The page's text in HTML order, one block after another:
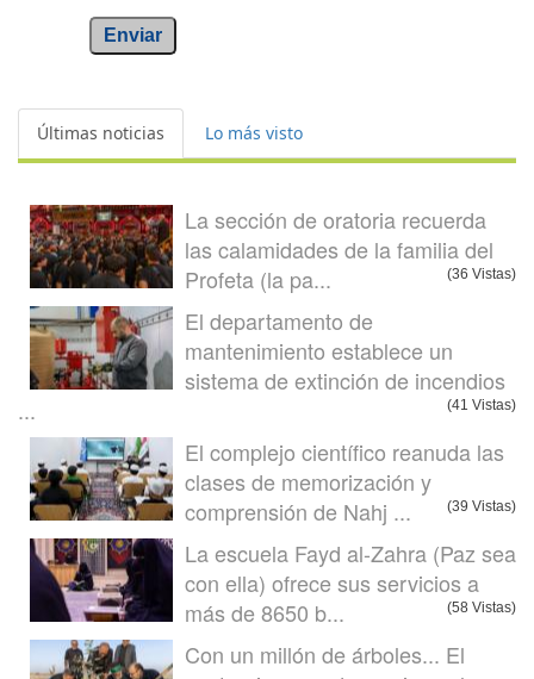
Enviar
Últimas noticias Lo más visto
La sección de oratoria recuerda
las calamidades de la familia del
Profeta (la pa...
(36 Vistas)
El departamento de
mantenimiento establece un
sistema de extinción de incendios
...
(41 Vistas)
El complejo científico reanuda las
clases de memorización y
comprensión de Nahj ...
(39 Vistas)
La escuela Fayd al-Zahra (Paz sea
con ella) ofrece sus servicios a
más de 8650 b...
(58 Vistas)
Con un millón de árboles... El